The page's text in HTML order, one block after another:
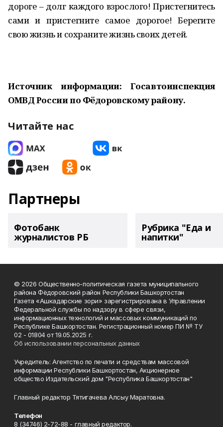
дороге – долг каждого взрослого! Пристегнитесь
сами и пристегните самое дорогое! Берегите
свою жизнь и сохраните жизнь своих детей.
Источник информации: Госавтоинспекция
ОМВД России по Фёдоровскому району.
Читайте нас
Партнеры
Фотобанк
журналистов РБ
Рубрика "Еда и
напитки"
© 2026 Общественно-политическая газета муниципального
района Фёдоровский район Республики Башкортостан
Газета «Ашкадарские зори» зарегистрирована в Управлении
Федеральной службы по надзору в сфере связи,
информационных технологий и массовых коммуникаций по
Республике Башкортостан. Регистрационный номер ПИ № ТУ
02 - 01804 от 19.05.2025 г.
Об использовании персональных данных
Учредитель: Агентство по печати и средствам массовой
информации Республики Башкортостан, Акционерное
общество Издательский дом "Республика Башкортостан"
Главный редактор Тятигачева Алсыу Маратовна.
Телефон
8 (34746) 2-72-88 - главный редактор.